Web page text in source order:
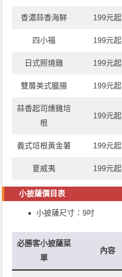
香濃蒜香海鮮 199元起
四小福 199元起
日式照燒雞 199元起
雙層美式臘腸 199元起
蒜香起司燻雞培
根
199元起
義式培根黃金薯 199元起
夏威夷 199元起
小披薩價目表
小披薩尺寸：9吋
必勝客小披薩菜
單
內容